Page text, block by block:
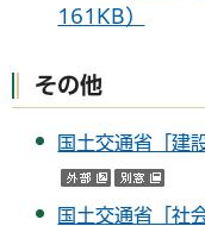
161KB）
その他
国土交通省「建
（外部サ
国土交通省「社